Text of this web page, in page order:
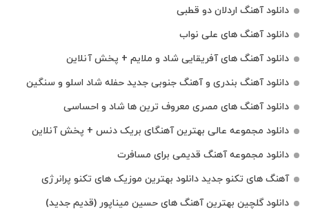
دانلود آهنگ اردلان دو قطبی
دانلود آهنگ های علی نواب
دانلود آهنگ های آفریقایی شاد و ملایم + پخش آنلاین
دانلود آهنگ بندری و آهنگ جنوبی جدید حفله شاد اسلو و سنگین
دانلود آهنگ های مصری معروف ترین ها شاد و احساسی
دانلود مجموعه عالی بهترین آهنگای بریک دنس + پخش آنلاین
دانلود مجموعه آهنگ قدیمی برای مسافرت
آهنگ های تکنو جدید دانلود بهترین موزیک های تکنو پرانرژی
دانلود گلچین بهترین آهنگ های حسین میناپور (قدیم جدید)